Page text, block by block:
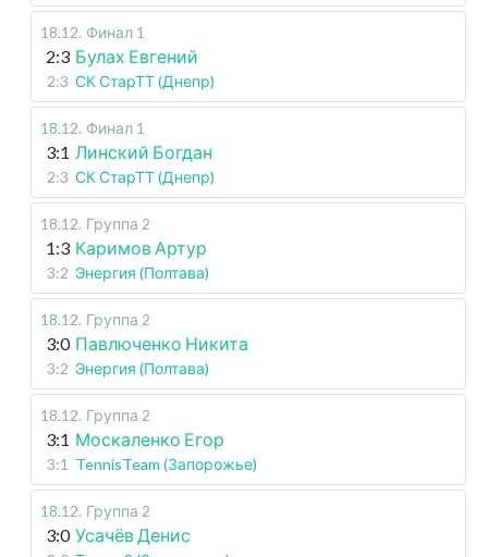
18.12. Финал 1
2:3 Булах Евгений
2:3 СК СтарТТ (Днепр)
18.12. Финал 1
3:1 Линский Богдан
2:3 СК СтарТТ (Днепр)
18.12. Группа 2
1:3 Каримов Артур
3:2 Энергия (Полтава)
18.12. Группа 2
3:0 Павлюченко Никита
3:2 Энергия (Полтава)
18.12. Группа 2
3:1 Москаленко Егор
3:1 TennisTeam (Запорожье)
18.12. Группа 2
3:0 Усачёв Денис